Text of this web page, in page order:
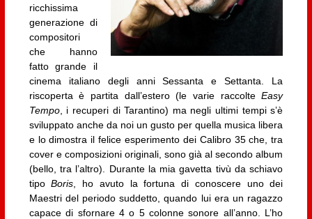
ricchissima
generazione di
compositori
che hanno
fatto grande il
cinema italiano degli anni Sessanta e Settanta. La
riscoperta è partita dall’estero (le varie raccolteEasy
Tempo, i recuperi di Tarantino) ma negli ultimi tempi s’è
sviluppato anche da noi un gusto per quella musica libera
e lo dimostra il felice esperimento dei Calibro 35 che, tra
cover e composizioni originali, sono già al secondo album
(bello, tra l’altro). Durante la mia gavetta tivù da schiavo
tipoBoris , ho avuto la fortuna di conoscere uno dei
Maestri del periodo suddetto, quando lui era un ragazzo
capace di sfornare 4 o 5 colonne sonore all’anno. L’ho